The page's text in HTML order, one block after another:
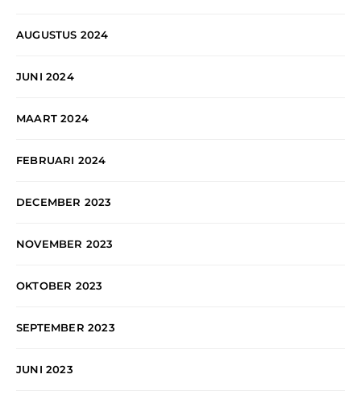
AUGUSTUS 2024
JUNI 2024
MAART 2024
FEBRUARI 2024
DECEMBER 2023
NOVEMBER 2023
OKTOBER 2023
SEPTEMBER 2023
JUNI 2023